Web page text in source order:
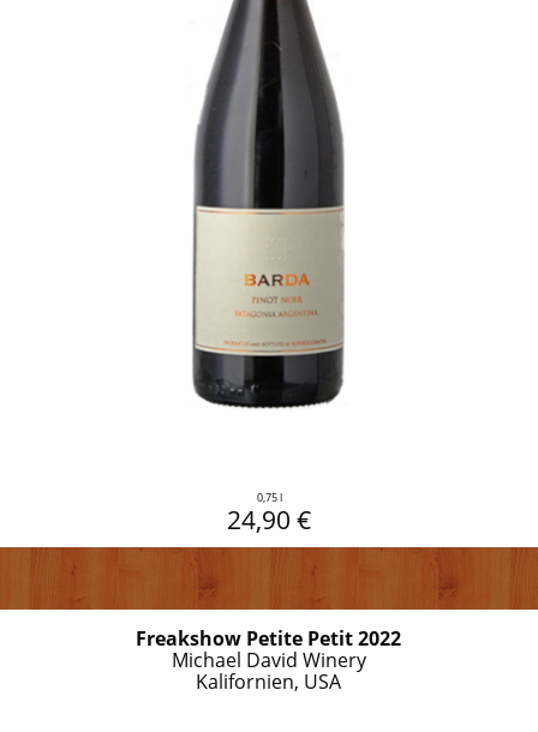
0,75 l
24,90 €
Freakshow Petite Petit 2022
Michael David Winery
Kalifornien, USA